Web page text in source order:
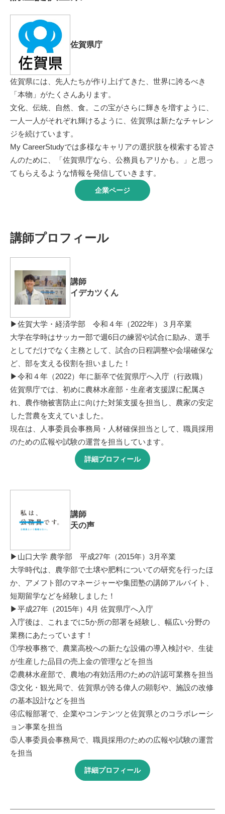
佐賀県庁
佐賀県には、先人たちが作り上げてきた、世界に誇るべき
「本物」がたくさんあります。
文化、伝統、自然、食。この宝がさらに輝きを増すように、
一人一人がそれぞれ輝けるように、佐賀県は新たなチャレン
ジを続けています。
My CareerStudyでは多様なキャリアの選択肢を模索する皆さ
んのために、「佐賀県庁なら、公務員もアリかも。」と思っ
てもらえるような情報を発信していきます。
企業ページ
講師プロフィール
講師
イデカツくん
▶佐賀大学・経済学部 令和４年（2022年）３月卒業
大学在学時はサッカー部で週6日の練習や試合に励み、選手
としてだけでなく主務として、試合の日程調整や会場確保な
ど、部を支える役割を担いました！
▶令和４年（2022）年に新卒で佐賀県庁へ入庁（行政職）
佐賀県庁では、初めに農林水産部・生産者支援課に配属さ
れ、農作物被害防止に向けた対策支援を担当し、農家の安定
した営農を支えていました。
現在は、人事委員会事務局・人材確保担当として、職員採用
のための広報や試験の運営を担当しています。
詳細プロフィール
講師
天の声
▶山口大学 農学部 平成27年（2015年）3月卒業
大学時代は、農学部で土壌や肥料についての研究を行ったほ
か、アメフト部のマネージャーや集団塾の講師アルバイト、
短期留学などを経験しました！
▶平成27年（2015年）4月 佐賀県庁へ入庁
入庁後は、これまでに5か所の部署を経験し、幅広い分野の
業務にあたっています！
①学校事務で、農業高校への新たな設備の導入検討や、生徒
が生産した品目の売上金の管理などを担当
②農林水産部で、農地の有効活用のための許認可業務を担当
③文化・観光局で、佐賀県が誇る偉人の顕彰や、施設の改修
の基本設計などを担当
④広報部署で、企業やコンテンツと佐賀県とのコラボレーシ
ョン事業を担当
⑤人事委員会事務局で、職員採用のための広報や試験の運営
を担当
詳細プロフィール